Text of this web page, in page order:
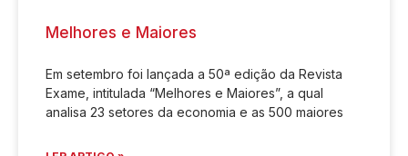
Melhores e Maiores
Em setembro foi lançada a 50ª edição da Revista
Exame, intitulada “Melhores e Maiores”, a qual
analisa 23 setores da economia e as 500 maiores